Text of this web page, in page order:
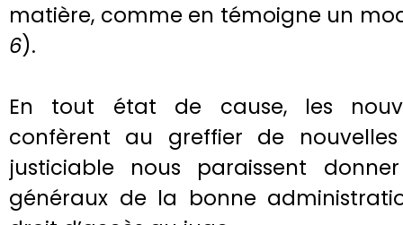
matière, comme en témoigne un
6).
En tout état de cause, les
confèrent au greffier de
justiciable nous paraissent
généraux de la bonne